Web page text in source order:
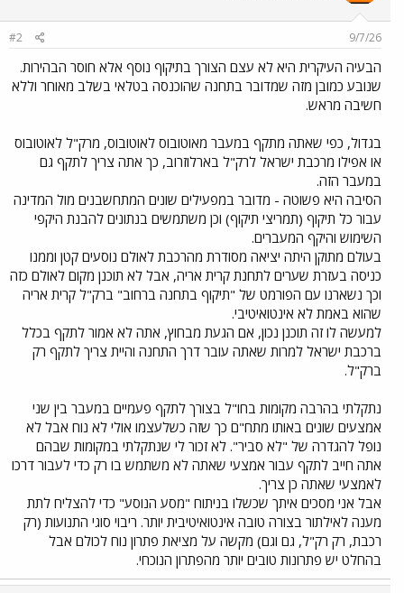
9/7/26
#2
הבעיה העיקרית היא לא עצם הצורך בתיקוף נוסף אלא חוסר הבהירות.
שנובע כמובן מזה שמדובר בתחנה שהוכנסה בטלאי בשלב מאוחר וללא
חשיבה מראש.
בגדול, כפי שאתה מתקף במעבר מאוטובוס לאוטובוס, מרק"ל לאוטובוס
או אפילו מרכבת ישראל לרק"ל בארלוזרוב, כך אתה צריך לתקף גם
במעבר הזה.
הסיבה היא פשוטה - מדובר במפעילים שונים המתחשבנים מול המדינה
עבור כל תיקוף (תמריצי תיקוף) וכן משתמשים בנתונים להבנת היקפי
השימוש והיקף המעברים.
בעולם מתוקן היתה יציאה מסודרת מהרכבת לאולם נוסעים קטן וממנו
כניסה בעזרת שערים לתחנת קרית אריה, אבל לא תוכנן מקום לאולם כזה
וכך נשארנו עם הפורמט של "תיקוף בתחנה ברחוב" ברק"ל קרית אריה
שהוא באמת לא אינטואיטיבי.
למעשה לו זה תוכנן נכון, אם הגעת מבחוץ, אתה לא אמור לתקף בכלל
ברכבת ישראל למרות שאתה עובר דרך התחנה והיית צריך לתקף רק
ברק"ל.
נתקלתי בהרבה מקומות בחו"ל בצורך לתקף פעמיים במעבר בין שני
אמצעים שונים באותו מתח"ם כך שזה כשלעצמו אולי לא נוח אבל לא
נופל להגדרה של "לא סביר". לא זכור לי שנתקלתי במקומות שבהם
אתה חייב לתקף עבור אמצעי שאתה לא משתמש בו רק כדי לעבור דרכו
לאמצעי שאתה כן צריך.
אבל אני מסכים איתך שכשלו בניתוח "מסע הנוסע" כדי להצליח לתת
מענה לאילתור בצורה טובה אינטואיטיבית יותר. ריבוי סוגי התנועות (רק
רכבת, רק רק"ל, גם וגם) מקשה על מציאת פתרון נוח לכולם אבל
בהחלט יש פתרונות טובים יותר מהפתרון הנוכחי.